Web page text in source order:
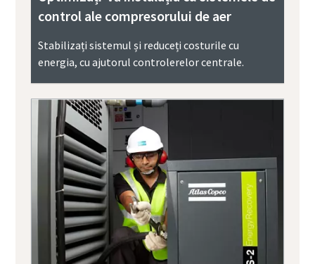
control ale compresorului de aer
Stabilizați sistemul și reduceți costurile cu
energia, cu ajutorul controlerelor centrale.